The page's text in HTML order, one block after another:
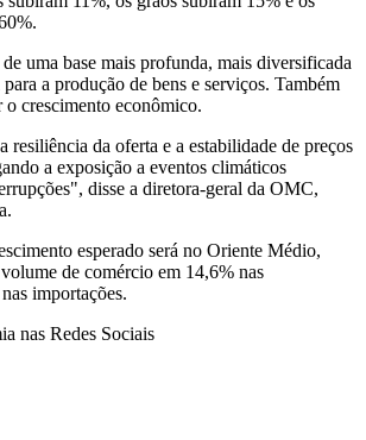
uma base mais profunda, mais diversificada
a produção de bens e serviços. Também
crescimento econômico.
resiliência da oferta e a estabilidade de preços
a exposição a eventos climáticos
disse a diretora-geral da OMC,
esperado será no Oriente Médio,
de comércio em 14,6% nas
importações.
nas Redes Sociais